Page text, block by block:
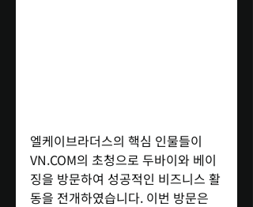
엘케이브라더스의 핵심 인물들이
VN.COM의 초청으로 두바이와 베이
징을 방문하여 성공적인 비즈니스 활
동을 전개하였습니다. 이번 방문은